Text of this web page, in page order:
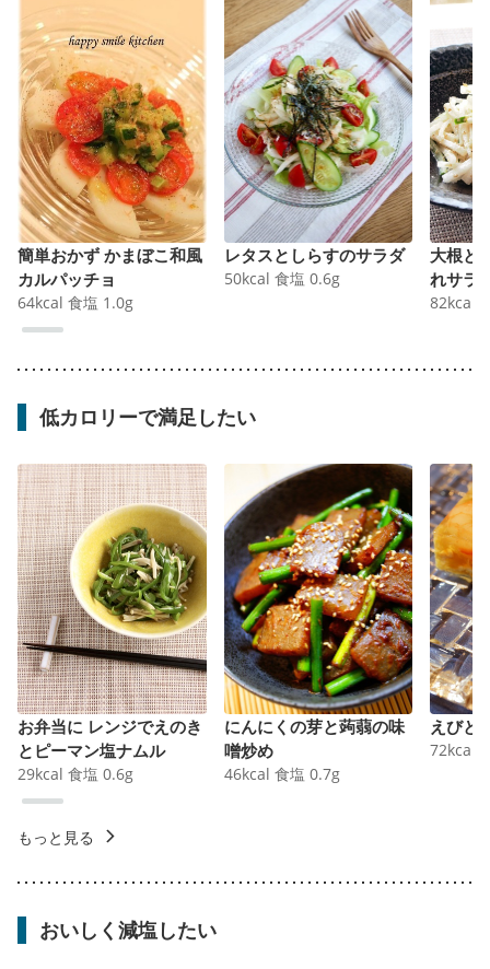
簡単おかず かまぼこ和風
カルパッチョ
64kcal 食塩 1.0g
レタスとしらすのサラダ
50kcal 食塩 0.6g
大根と
れサラ
82kcal
低カロリーで満足したい
お弁当に レンジでえのき
とピーマン塩ナムル
29kcal 食塩 0.6g
にんにくの芽と蒟蒻の味
噌炒め
46kcal 食塩 0.7g
えびと
72kcal
もっと見る
おいしく減塩したい